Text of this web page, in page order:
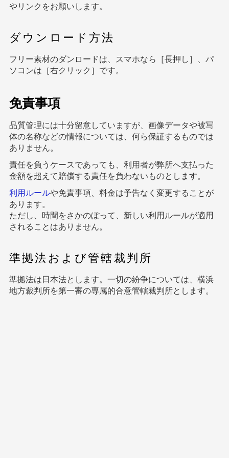
やリンクをお願いします。
ダウンロード方法
フリー素材のダンロードは、スマホなら［長押し］、パ
ソコンは［右クリック］です。
免責事項
品質管理には十分留意していますが、画像データや被写
体の名称などの情報については、何ら保証するものでは
ありません。
責任を負うケースであっても、利用者が弊所へ支払った
金額を超えて賠償する責任を負わないものとします。
利用ルールや免責事項、料金は予告なく変更することが
あります。
ただし、時間をさかのぼって、新しい利用ルールが適用
されることはありません。
準拠法および管轄裁判所
準拠法は日本法とします。一切の紛争については、横浜
地方裁判所を第一審の専属的合意管轄裁判所とします。